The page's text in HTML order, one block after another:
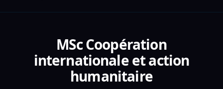
MSc Coopération
internationale et action
humanitaire